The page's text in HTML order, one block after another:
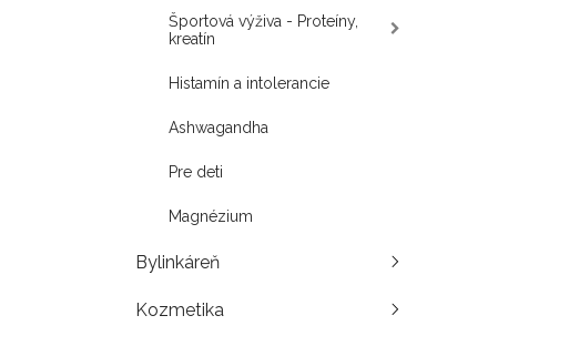
Športová výživa - Proteíny,
kreatín
Histamín a intolerancie
Ashwagandha
Pre deti
Magnézium
Bylinkáreň
Kozmetika